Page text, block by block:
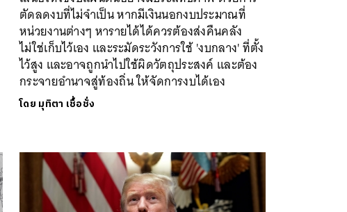
ตัดลดงบที่ไม่จำเป็น หากมีเงินนอกงบประมาณที่
หน่วยงานต่างๆ หารายได้ได้ควรต้องส่งคืนคลัง
ไม่ใช่เก็บไว้เอง และระมัดระวังการใช้ 'งบกลาง' ที่ตั้ง
ไว้สูง และอาจถูกนำไปใช้ผิดวัตถุประสงค์ และต้อง
กระจายอำนาจสู่ท้องถิ่น ให้จัดการงบได้เอง
โดย มุทิตา เชื้อชั่ง